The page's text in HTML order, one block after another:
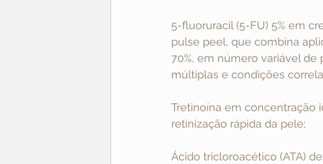
5-fluoruracil (5-FU) 5% em
pulse peel, que combina
70%, em número variável de
múltiplas e condições
Tretinoína em concentração
retinização rápida da pele;
Ácido tricloroacético (ATA)